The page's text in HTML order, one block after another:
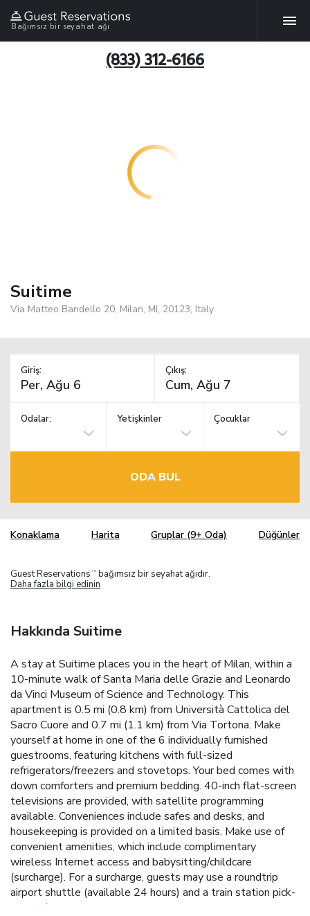
Bağımsız bir seyahat ağı
(833) 312-6166
Suitime
Via Matteo Bandello 20, Milan, MI, 20123, Italy
Giriş: Çıkış:
Odalar: Yetişkinler Çocuklar
ODA BUL
Konaklama Harita Gruplar (9+ Oda) Düğünler
Guest Reservations TM bağımsız bir seyahat ağıdır.
Daha fazla bilgi edinin
Hakkında Suitime
A stay at Suitime places you in the heart of Milan, within a
10-minute walk of Santa Maria delle Grazie and Leonardo
da Vinci Museum of Science and Technology. This
apartment is 0.5 mi (0.8 km) from Università Cattolica del
Sacro Cuore and 0.7 mi (1.1 km) from Via Tortona. Make
yourself at home in one of the 6 individually furnished
guestrooms, featuring kitchens with full-sized
refrigerators/freezers and stovetops. Your bed comes with
down comforters and premium bedding. 40-inch flat-screen
televisions are provided, with satellite programming
available. Conveniences include safes and desks, and
housekeeping is provided on a limited basis. Make use of
convenient amenities, which include complimentary
wireless Internet access and babysitting/childcare
(surcharge). For a surcharge, guests may use a roundtrip
airport shuttle (available 24 hours) and a train station pick-
up service.